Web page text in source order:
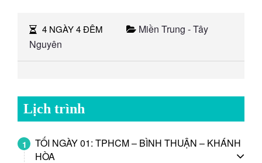
4 NGÀY 4 ĐÊM
Miền Trung - Tây
Nguyên
Lịch trình
1
TỐI NGÀY 01: TPHCM – BÌNH THUẬN – KHÁNH
HÒA